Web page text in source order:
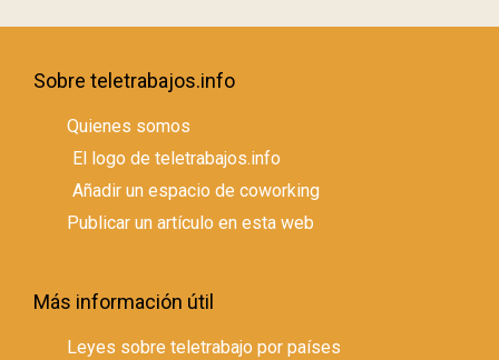
Sobre teletrabajos.info
Quienes somos
El logo de teletrabajos.info
Añadir un espacio de coworking
Publicar un artículo en esta web
Más información útil
Leyes sobre teletrabajo por países